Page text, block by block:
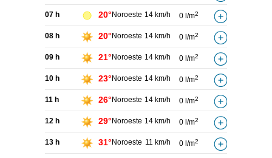
07 h 20° Noroeste 14 km/h 0 l/m2
08 h 20° Noroeste 14 km/h 0 l/m2
09 h 21° Noroeste 14 km/h 0 l/m2
10 h 23° Noroeste 14 km/h 0 l/m2
11 h 26° Noroeste 14 km/h 0 l/m2
12 h 29° Noroeste 14 km/h 0 l/m2
13 h 31° Noroeste 11 km/h 0 l/m2